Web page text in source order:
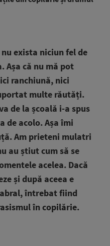
exista niciun fel de
Așa că nu mă pot
ranchiună, nici
multe răutăți.
de la școală i-a spus
de acolo. Așa îmi
Am prieteni mulatri
au știut cum să se
acelea. Dacă
și după aceea e
întrebat fiind
în copilărie.